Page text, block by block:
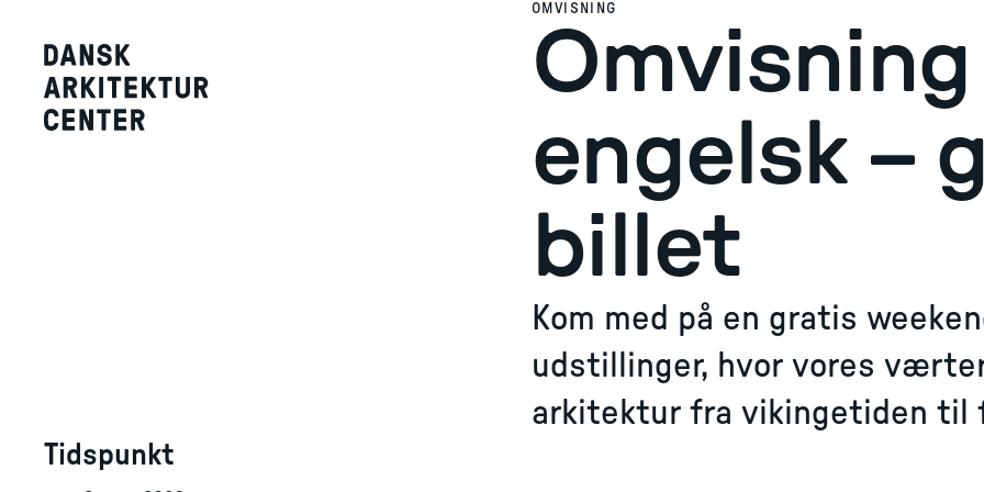
OMVISNING
engelsk –
billet
Kom med på en gratis
udstillinger, hvor vores
arkitektur fra vikingetiden til
Tidspunkt